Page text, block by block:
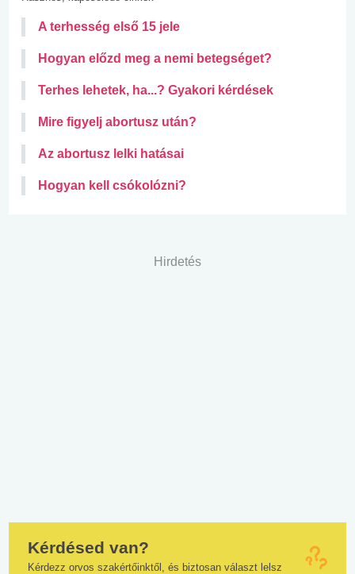
A terhesség első 15 jele
Hogyan előzd meg a nemi betegséget?
Terhes lehetek, ha...? Gyakori kérdések
Mire figyelj abortusz után?
Az abortusz lelki hatásai
Hogyan kell csókolózni?
Hirdetés
Kérdésed van?
Kérdezz orvos szakértőinktől, és biztosan választ lelsz